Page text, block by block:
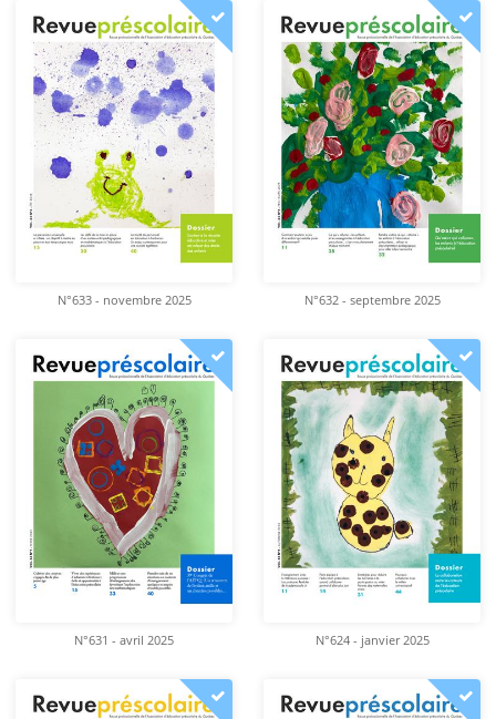
N°633 - novembre 2025 N°632 - septembre 2025
N°631 - avril 2025 N°624 - janvier 2025